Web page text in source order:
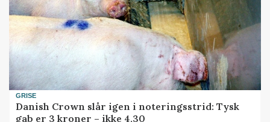
GRISE
Danish Crown slår igen i noteringsstrid: Tysk
gab er 3 kroner – ikke 4,30